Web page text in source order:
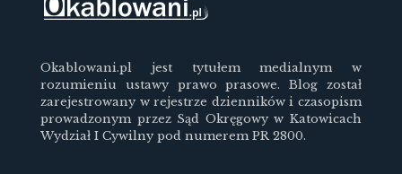
Okablowani.pl jest tytułem medialnym w
rozumieniu ustawy prawo prasowe. Blog został
zarejestrowany w rejestrze dzienników i czasopism
prowadzonym przez Sąd Okręgowy w Katowicach
Wydział I Cywilny pod numerem PR 2800.